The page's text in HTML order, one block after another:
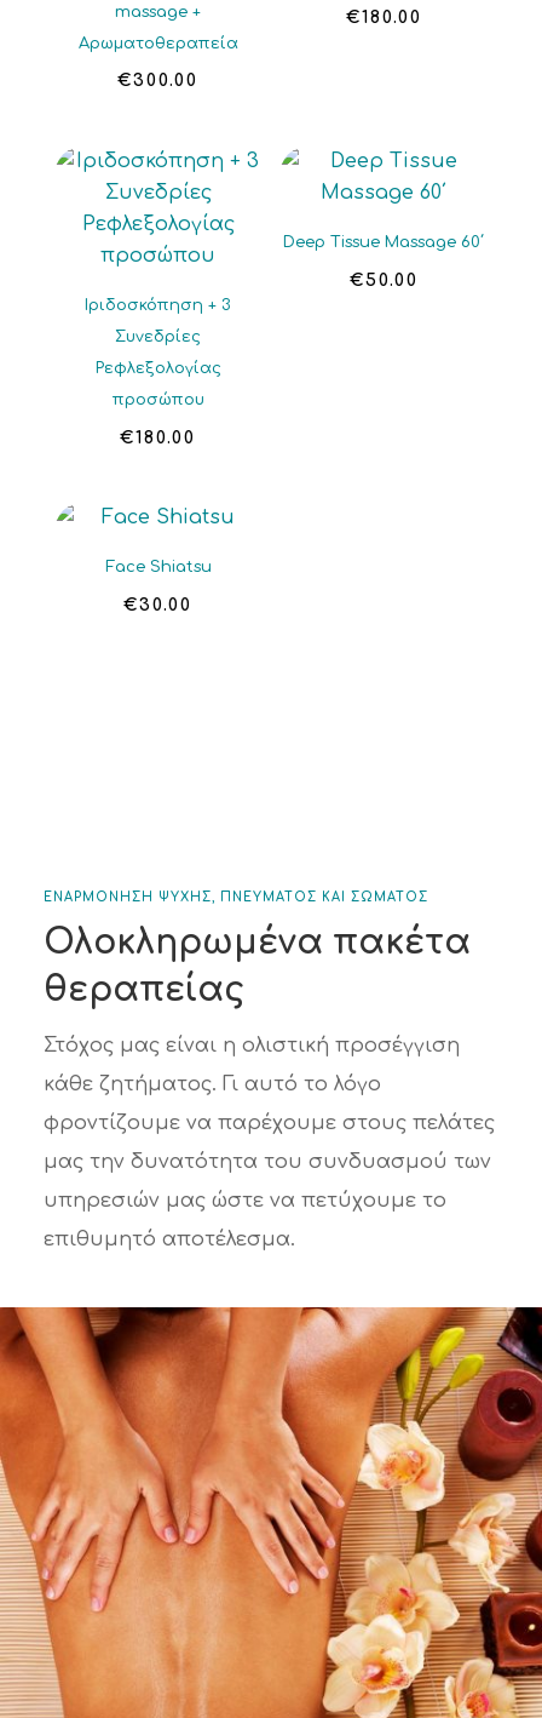
massage +
Αρωματοθεραπεία
€300.00
€180.00
Ιριδοσκόπηση + 3
Συνεδρίες
Ρεφλεξολογίας
προσώπου
€180.00
Deep Tissue Massage 60΄
€50.00
Face Shiatsu
€30.00
ΕΝΑΡΜΟΝΗΣΗ ΨΥΧΗΣ, ΠΝΕΥΜΑΤΟΣ ΚΑΙ ΣΩΜΑΤΟΣ
Ολοκληρωμένα πακέτα
θεραπείας
Στόχος μας είναι η ολιστική προσέγγιση
κάθε ζητήματος. Γι αυτό το λόγο
φροντίζουμε να παρέχουμε στους πελάτες
μας την δυνατότητα του συνδυασμού των
υπηρεσιών μας ώστε να πετύχουμε το
επιθυμητό αποτέλεσμα.